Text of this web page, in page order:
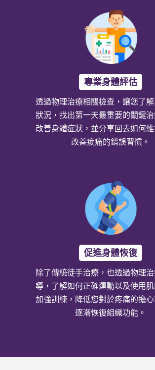
專業身體評估
透過物理治療相關檢查，讓您了
狀況，找出第一天最重要的關鍵治
改善身體症狀，並分享回去如何
改善痠痛的錯誤習慣。
促進身體恢復
除了傳統徒手治療，也透過物理治
導，了解如何正確運動以及使用
加強訓練，降低您對於疼痛的擔
逐漸恢復組織功能。